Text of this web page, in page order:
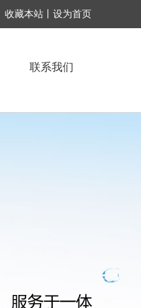
收藏本站丨设为首页
联系我们